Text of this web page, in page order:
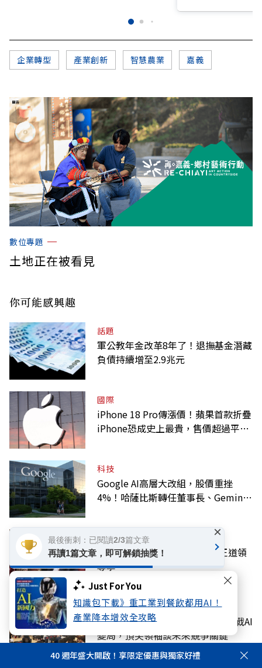
Just For You
知識包下載》重工業到餐飲都用AI！
產業降本增效全攻略
企業轉型 產業創新 智慧農業 嘉義
數位專題
土地正在被看見
你可能感興趣
話題
軍公教年金改革8年了！退撫基金潛藏
負債持續增至2.9兆元
國際
iPhone 18 Pro傳漲價！蘋果首款折疊
iPhone恐成史上最貴，售價超過平均
科技
Google AI高層大改組，股價重挫
4%！哈薩比斯轉任董事長、Gemini
話題
施振榮：給下一輪科技盛世的王道領
導學
產經
HBR台灣企業領袖100強贈獎！迎戰AI
變局，頂尖領袖談未來競爭關鍵
40 週年盛大開啟！享限定優惠與獨家好禮
最後衝刺：已閱讀2/3篇文章
再讀1篇文章，即可解鎖抽獎！
×